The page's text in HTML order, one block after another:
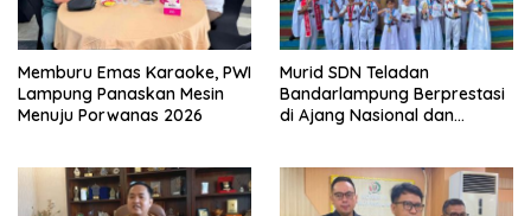
Memburu Emas Karaoke, PWI
Lampung Panaskan Mesin
Menuju Porwanas 2026
Murid SDN Teladan
Bandarlampung Berprestasi
di Ajang Nasional dan